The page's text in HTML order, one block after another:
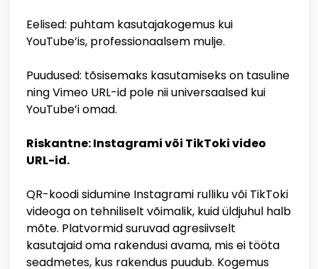
Eelised: puhtam kasutajakogemus kui
YouTube’is, professionaalsem mulje.
Puudused: tõsisemaks kasutamiseks on tasuline
ning Vimeo URL-id pole nii universaalsed kui
YouTube’i omad.
Riskantne: Instagrami või TikToki video
URL-id.
QR-koodi sidumine Instagrami rulliku või TikToki
videoga on tehniliselt võimalik, kuid üldjuhul halb
mõte. Platvormid suruvad agresiivselt
kasutajaid oma rakendusi avama, mis ei tööta
seadmetes, kus rakendus puudub. Kogemus